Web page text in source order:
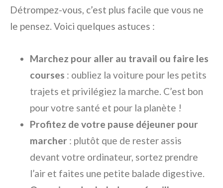
Détrompez-vous, c’est plus facile que vous ne
le pensez. Voici quelques astuces :
Marchez pour aller au travail ou faire les
courses : oubliez la voiture pour les petits
trajets et privilégiez la marche. C’est bon
pour votre santé et pour la planète !
Profitez de votre pause déjeuner pour
marcher : plutôt que de rester assis
devant votre ordinateur, sortez prendre
l’air et faites une petite balade digestive.